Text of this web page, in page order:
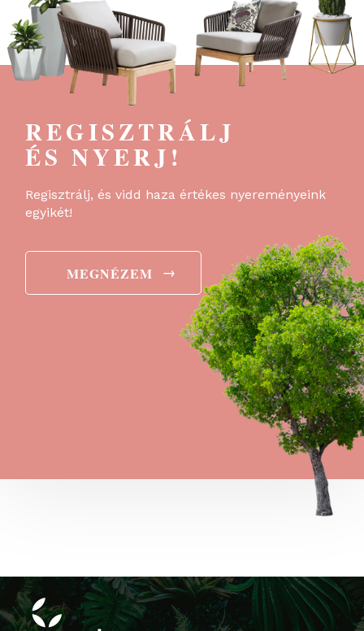
REGISZTRÁLJ
ÉS NYERJ!
Regisztrálj, és vidd haza értékes nyereményeink
egyikét!
MEGNÉZEM →